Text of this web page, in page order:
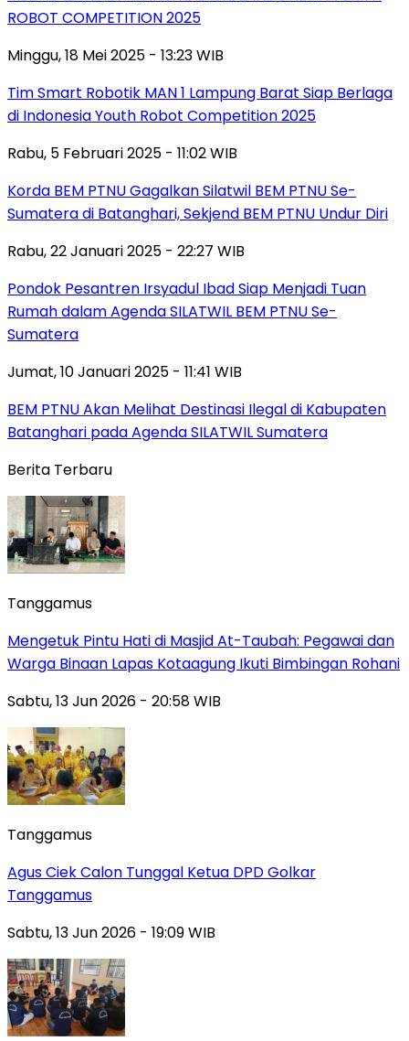
ROBOT COMPETITION 2025
Minggu, 18 Mei 2025 - 13:23 WIB
Tim Smart Robotik MAN 1 Lampung Barat Siap Berlaga
di Indonesia Youth Robot Competition 2025
Rabu, 5 Februari 2025 - 11:02 WIB
Korda BEM PTNU Gagalkan Silatwil BEM PTNU Se-
Sumatera di Batanghari, Sekjend BEM PTNU Undur Diri
Rabu, 22 Januari 2025 - 22:27 WIB
Pondok Pesantren Irsyadul Ibad Siap Menjadi Tuan
Rumah dalam Agenda SILATWIL BEM PTNU Se-
Sumatera
Jumat, 10 Januari 2025 - 11:41 WIB
BEM PTNU Akan Melihat Destinasi Ilegal di Kabupaten
Batanghari pada Agenda SILATWIL Sumatera
Berita Terbaru
Tanggamus
Mengetuk Pintu Hati di Masjid At-Taubah: Pegawai dan
Warga Binaan Lapas Kotaagung Ikuti Bimbingan Rohani
Sabtu, 13 Jun 2026 - 20:58 WIB
Tanggamus
Agus Ciek Calon Tunggal Ketua DPD Golkar
Tanggamus
Sabtu, 13 Jun 2026 - 19:09 WIB